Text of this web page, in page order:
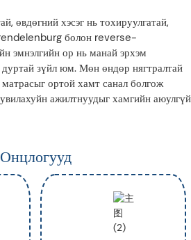
өвдөгний хэсэг нь тохируулгатай,
болон reverse-
эмнэлгийн ор нь манай эрхэм
зүйл юм. Мөн өндөр нягтралтай
матрасыг ортой хамт санал болгож
ажилтнуудыг хамгийн аюулгүй
Онцлогууд